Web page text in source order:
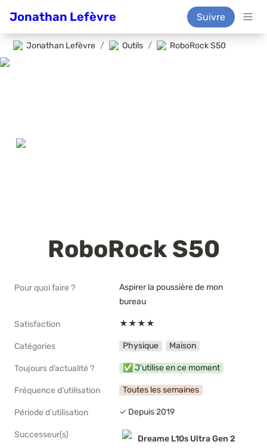
Jonathan Lefèvre Suivre
Jonathan Lefèvre / Outils / RoboRock S50
RoboRock S50
Pour quoi faire ?
Aspirer la poussière de mon
bureau
Satisfaction ★★★★
Catégories Physique Maison
Toujours d’actualité ? ✅ J’utilise en ce moment
Fréquence d’utilisation Toutes les semaines
Période d’utilisation ✓ Depuis 2019
Successeur(s) Dreame L10s Ultra Gen 2